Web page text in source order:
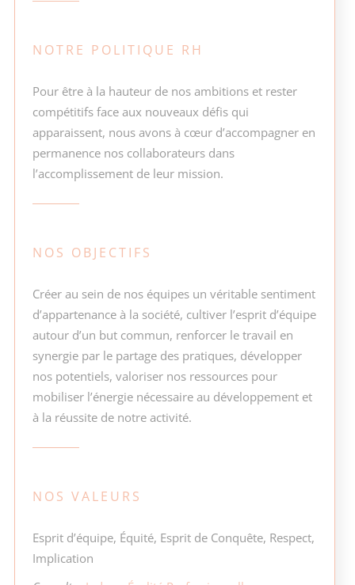
NOTRE POLITIQUE RH
Pour être à la hauteur de nos ambitions et rester
compétitifs face aux nouveaux défis qui
apparaissent, nous avons à cœur d’accompagner en
permanence nos collaborateurs dans
l’accomplissement de leur mission.
NOS OBJECTIFS
Créer au sein de nos équipes un véritable sentiment
d’appartenance à la société, cultiver l’esprit d’équipe
autour d’un but commun, renforcer le travail en
synergie par le partage des pratiques, développer
nos potentiels, valoriser nos ressources pour
mobiliser l’énergie nécessaire au développement et
à la réussite de notre activité.
NOS VALEURS
Esprit d’équipe, Équité, Esprit de Conquête, Respect,
Implication